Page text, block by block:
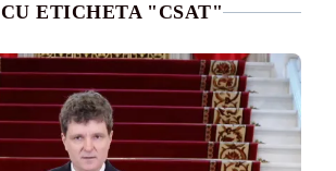
ETICHETA "CSAT"